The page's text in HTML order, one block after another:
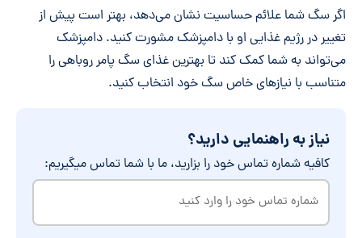
اگر سگ شما علائم حساسیت نشان می‌دهد، بهتر است پیش از
تغییر در رژیم غذایی او با دامپزشک مشورت کنید. دامپزشک
می‌تواند به شما کمک کند تا بهترین غذای سگ پامر روباهی را
متناسب با نیازهای خاص سگ خود انتخاب کنید.
نیاز به راهنمایی دارید؟
کافیه شماره تماس خود را بزارید، ما با شما تماس میگیریم:
شماره
تماس